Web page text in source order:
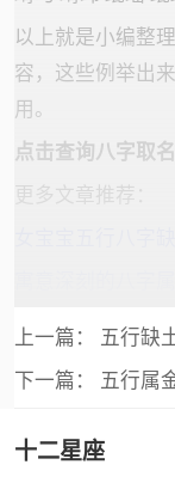
以上就是小编整
容，这些例举出
用。
点击查询 八字取名
更多文章推荐：
上一篇： 五行缺
下一篇： 五行属
十二星座